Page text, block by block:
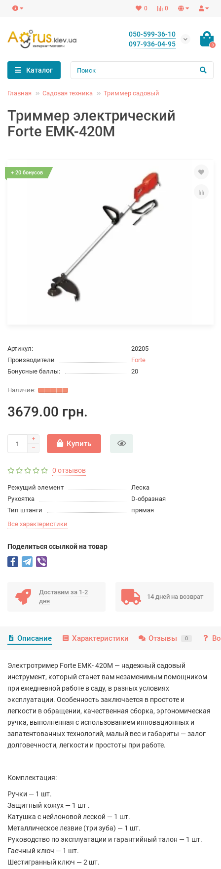
0
0
050-599-36-10
097-936-04-95
0
Каталог
Главная Садовая техника Триммер садовый
Триммер электрический
Forte ЕМК-420М
+ 20 бонусов
Артикул:
20205
Производители
Forte
Бонусные баллы:
20
3679.00 грн.
Купить
0 отзывов
Режущий элемент
Леска
Рукоятка
D-образная
Тип штанги
прямая
Все характеристики
Поделиться ссылкой на товар
Доставим за 1-2
дня
14 дней на возврат
Описание Характеристики Отзывы 0
Электротример Forte EMK- 420M — надежный садовый
инструмент, который станет вам незаменимым помощником
при ежедневной работе в саду, в разных условиях
эксплуатации. Особенность заключается в простоте и
легкости в обращении, качественная сборка, эргономическая
ручка, выполненная с использованием инновационных и
запатентованных технологий, малый вес и габариты — залог
долговечности, легкости и простоты при работе.
Комплектация:
Ручки — 1 шт.
Защитный кожух — 1 шт .
Катушка с нейлоновой леской — 1 шт.
Металлическое лезвие (три зуба) — 1 шт.
Руководство по эксплуатации и гарантийный талон — 1 шт.
Гаечный ключ — 1 шт.
Шестигранный ключ — 2 шт.